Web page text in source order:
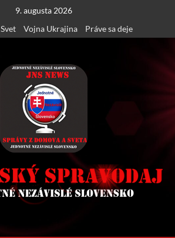
9. augusta 2026
Svet Vojna Ukrajina Práve sa deje